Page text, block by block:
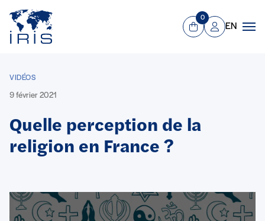
Aller au contenu principal
Panier
0
Mon compte
EN
VIDÉOS
9 février 2021
Quelle perception de la
religion en France ?